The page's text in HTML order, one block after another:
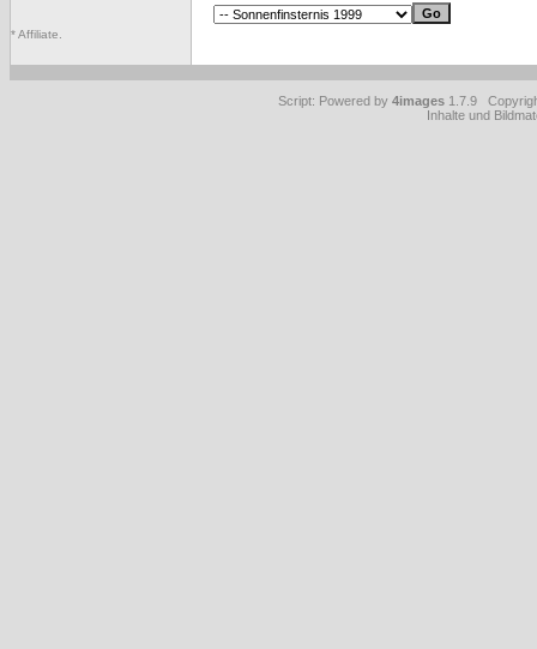
* Affiliate.
Script: Powered by 4images 1.7.9
Inhalte und